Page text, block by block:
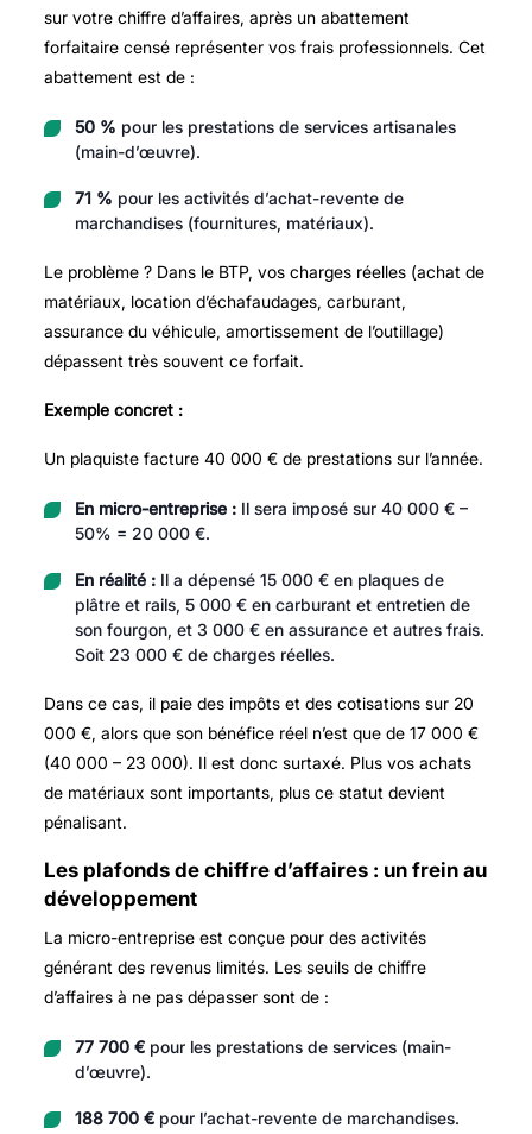
sur votre chiffre d’affaires, après un abattement
forfaitaire censé représenter vos frais professionnels. Cet
abattement est de :
50 % pour les prestations de services artisanales
(main-d’œuvre).
71 % pour les activités d’achat-revente de
marchandises (fournitures, matériaux).
Le problème ? Dans le BTP, vos charges réelles (achat de
matériaux, location d’échafaudages, carburant,
assurance du véhicule, amortissement de l’outillage)
dépassent très souvent ce forfait.
Exemple concret :
Un plaquiste facture 40 000 € de prestations sur l’année.
En micro-entreprise :Il sera imposé sur 40 000 € –
50% = 20 000 €.
En réalité :Il a dépensé 15 000 € en plaques de
plâtre et rails, 5 000 € en carburant et entretien de
son fourgon, et 3 000 € en assurance et autres frais.
Soit 23 000 € de charges réelles.
Dans ce cas, il paie des impôts et des cotisations sur 20
000 €, alors que son bénéfice réel n’est que de 17 000 €
(40 000 – 23 000). Il est donc surtaxé. Plus vos achats
de matériaux sont importants, plus ce statut devient
pénalisant.
Les plafonds de chiffre d’affaires : un frein au
développement
La micro-entreprise est conçue pour des activités
générant des revenus limités. Les seuils de chiffre
d’affaires à ne pas dépasser sont de :
77 700 €pour les prestations de services (main-
d’œuvre).
188 700 €pour l’achat-revente de marchandises.